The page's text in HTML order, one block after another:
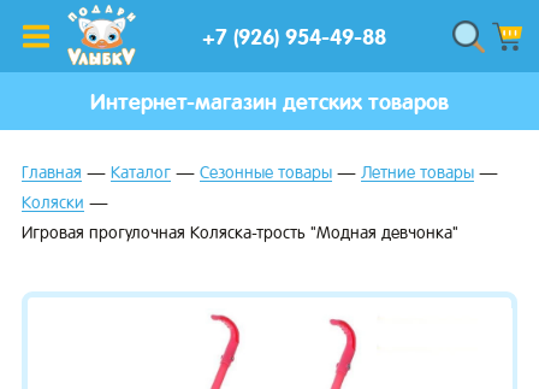
+7 (926) 954-49-88
Интернет-магазин детских товаров
Главная Каталог Сезонные товары
Летние товары
Коляски
Игровая прогулочная Коляска-трость "Модная девчонка"